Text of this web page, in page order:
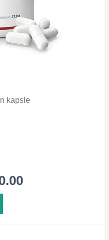
kapsle
Aktuální
je: